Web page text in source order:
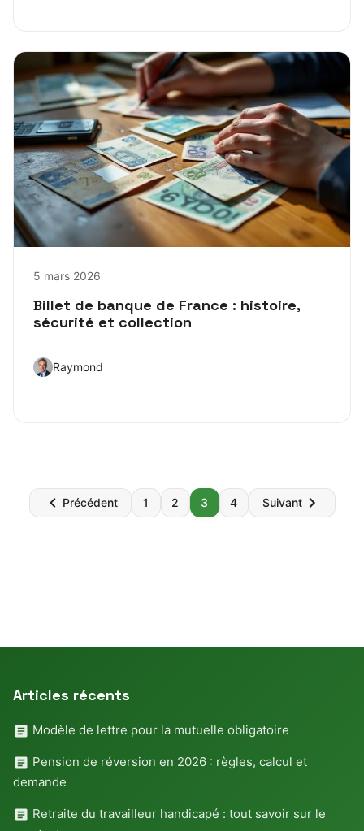
5 mars 2026
Billet de banque de France : histoire,
sécurité et collection
Raymond
Pagination
des
Précédent 1 2 3 4 Suivant
Articles récents
Modèle de lettre pour la mutuelle obligatoire
Pension de réversion en 2026 : règles, calcul et
demande
Retraite du travailleur handicapé : tout savoir sur le